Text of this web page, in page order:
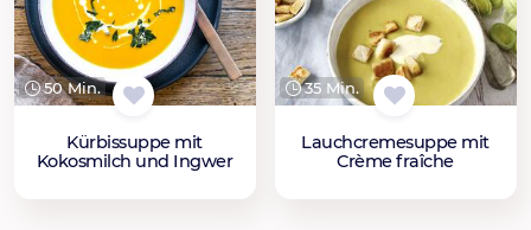
50 Min.
Kürbissuppe mit
Kokosmilch und Ingwer
35 Min.
Lauchcremesuppe mit
Crème fraîche